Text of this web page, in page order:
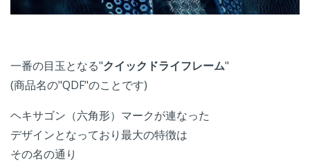
一番の目玉となる"クイックドライフレーム"
(商品名の"QDF"のことです)
ヘキサゴン（六角形）マークが連なった
デザインとなっており最大の特徴は
その名の通り